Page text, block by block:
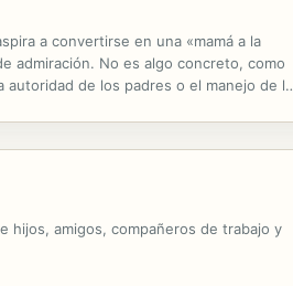
a convertirse en una «mamá a la
admiración. No es algo concreto, como
de los padres o el manejo de la
hijos, amigos, compañeros de trabajo y